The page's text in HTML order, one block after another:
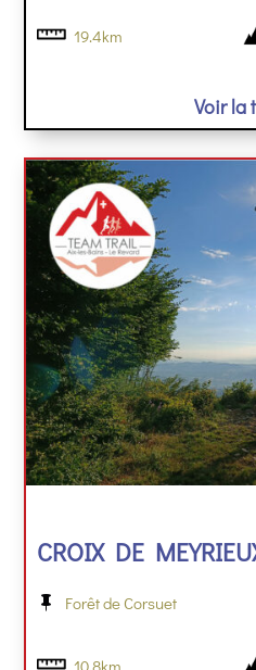
19.4km
Voir la
CROIX DE
Forêt de Corsuet
10.8km